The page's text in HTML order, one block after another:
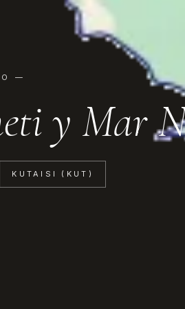
—
y Mar
KUTAISI (KUT)